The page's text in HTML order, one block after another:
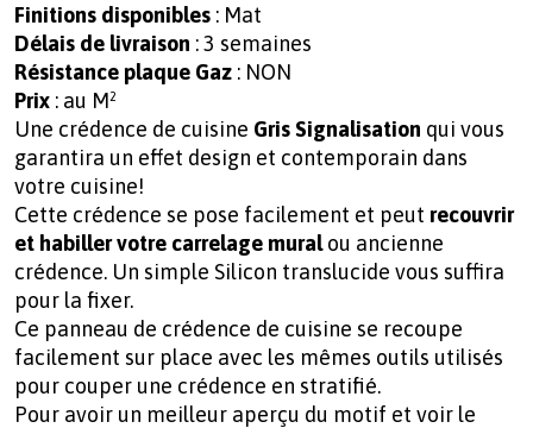
Finitions disponibles : Mat
Délais de livraison : 3 semaines
Résistance plaque Gaz : NON
Prix : au M²
Une crédence de cuisine Gris Signalisation qui vous
garantira un effet design et contemporain dans
votre cuisine!
Cette crédence se pose facilement et peut recouvrir
et habiller votre carrelage muralou ancienne
crédence. Un simple Silicon translucide vous suffira
pour la fixer.
Ce panneau de crédence de cuisine se recoupe
facilement sur place avec les mêmes outils utilisés
pour couper une crédence en stratifié.
Pour avoir un meilleur aperçu du motif et voir le